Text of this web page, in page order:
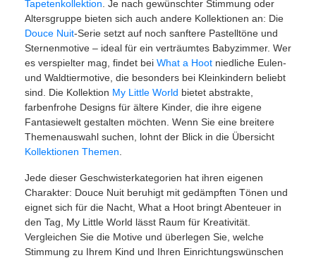
Tapetenkollektion . Je nach gewünschter Stimmung oder
Altersgruppe bieten sich auch andere Kollektionen an: Die
Douce Nuit-Serie setzt auf noch sanftere Pastelltöne und
Sternenmotive – ideal für ein verträumtes Babyzimmer. Wer
es verspielter mag, findet bei What a Hoot niedliche Eulen-
und Waldtiermotive, die besonders bei Kleinkindern beliebt
sind. Die Kollektion My Little World bietet abstrakte,
farbenfrohe Designs für ältere Kinder, die ihre eigene
Fantasiewelt gestalten möchten. Wenn Sie eine breitere
Themenauswahl suchen, lohnt der Blick in die Übersicht
Kollektionen Themen
Jede dieser Geschwisterkategorien hat ihren eigenen
Charakter: Douce Nuit beruhigt mit gedämpften Tönen und
eignet sich für die Nacht, What a Hoot bringt Abenteuer in
den Tag, My Little World lässt Raum für Kreativität.
Vergleichen Sie die Motive und überlegen Sie, welche
Stimmung zu Ihrem Kind und Ihren Einrichtungswünschen